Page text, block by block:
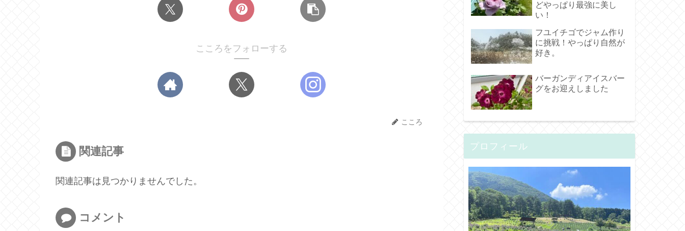
こころをフォローする
こころ
関連記事
関連記事は見つかりませんでした。
コメント
どやっぱり最強に美し
い！
フユイチゴでジャム作り
に挑戦！やっぱり自然が
好き。
バーガンディアイスバー
グをお迎えしました
プロフィール